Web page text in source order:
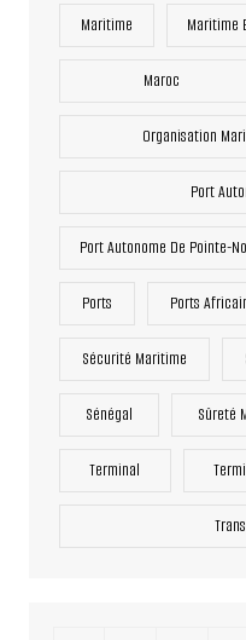
Maritime Maritime
Maroc
Organisation
Port
Port Autonome De Pointe-
Ports Ports
Sécurité Maritime
Sénégal Sûreté
Terminal